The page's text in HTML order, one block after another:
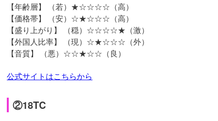
【年齢層】 （若）★☆☆☆☆（高）
【価格帯】 （安）☆★☆☆☆（高）
【盛り上がり】 （穏）☆☆☆☆★（激）
【外国人比率】 （現）☆★☆☆☆（外）
【音質】 （悪）☆☆★☆☆（良）
公式サイトはこちらから
②18TC